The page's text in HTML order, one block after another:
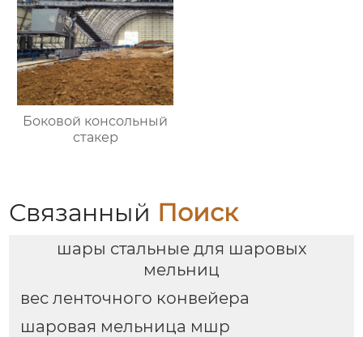
Боковой консольный
стакер
Связанный Поиск
шары стальные для шаровых
мельниц
вес ленточного конвейера
шаровая мельница мшр